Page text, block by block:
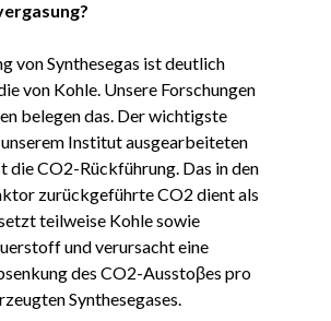
von Synthesegas ist deutlich
von Kohle. Unsere Forschungen
belegen das. Der wichtigste
Institut ausgearbeiteten
die CO2-Rückführung. Das in den
zurückgeführte CO2 dient als
teilweise Kohle sowie
und verursacht eine
des CO2-Ausstoβes pro
Synthesegases.